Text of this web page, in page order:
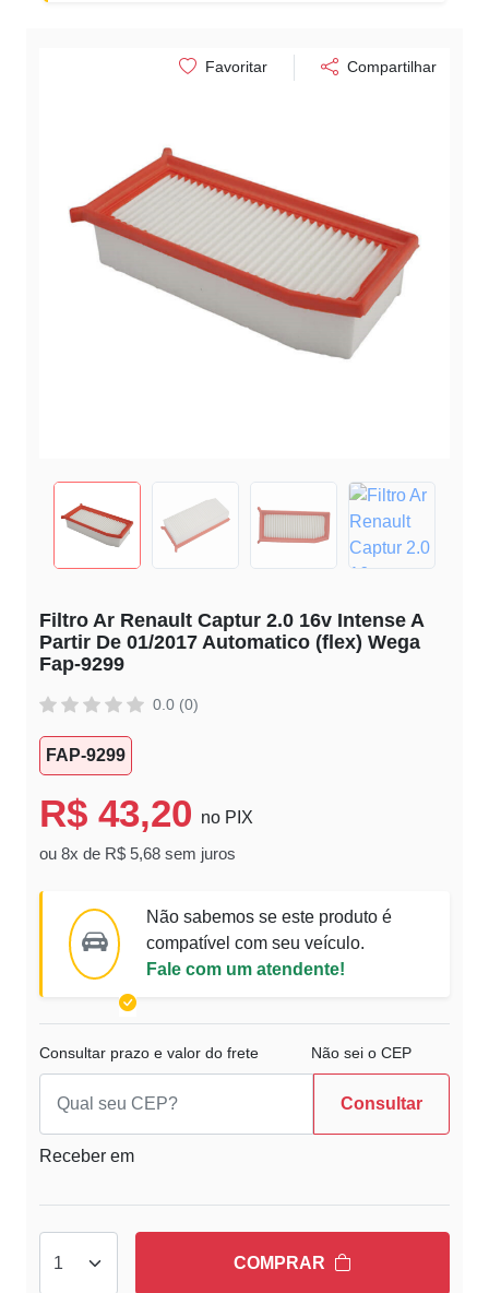
Favoritar Compartilhar
Filtro Ar Renault Captur 2.0 16v Intense A
Partir De 01/2017 Automatico (flex) Wega
Fap-9299
0.0 (0)
FAP-9299
R$ 43,20 no PIX
ou 8x de R$ 5,68 sem juros
Não sabemos se este produto é
compatível com seu veículo.
Fale com um atendente!
Consultar prazo e valor do frete Não sei o CEP
Consultar
Receber em
COMPRAR